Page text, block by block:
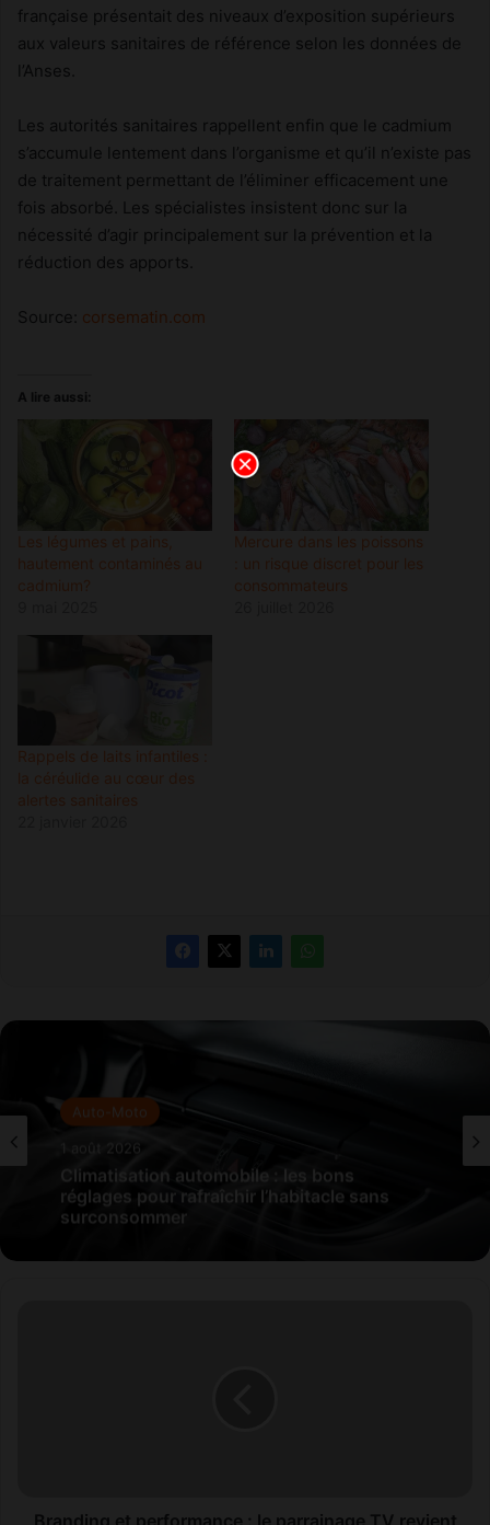
française présentait des niveaux d’exposition supérieurs
aux valeurs sanitaires de référence selon les données de
l’Anses.
Les autorités sanitaires rappellent enfin que le cadmium
s’accumule lentement dans l’organisme et qu’il n’existe pas
de traitement permettant de l’éliminer efficacement une
fois absorbé. Les spécialistes insistent donc sur la
nécessité d’agir principalement sur la prévention et la
réduction des apports.
Source: corsematin.com
A lire aussi:
Les légumes et pains,
hautement contaminés au
cadmium?
Mercure dans les poissons
: un risque discret pour les
consommateurs
Rappels de laits infantiles :
la céréulide au cœur des
alertes sanitaires
Auto-Moto
1 août 2026
Climatisation automobile : les bons
réglages pour rafraîchir l’habitacle sans
surconsommer